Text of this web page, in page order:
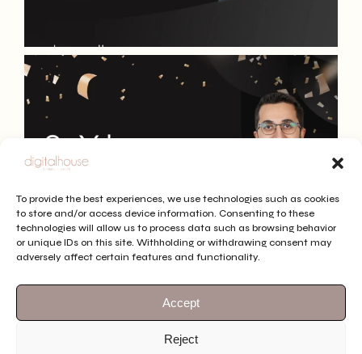
To provide the best experiences, we use technologies such as cookies
to store and/or access device information. Consenting to these
technologies will allow us to process data such as browsing behavior
or unique IDs on this site. Withholding or withdrawing consent may
adversely affect certain features and functionality.
Accept
Reject